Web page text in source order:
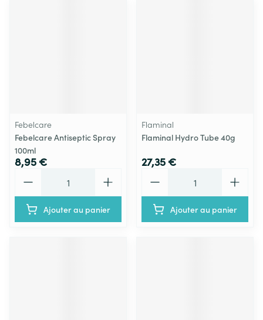
Febelcare
Febelcare Antiseptic Spray
100ml
8,95 €
Ajouter au panier
Flaminal
Flaminal Hydro Tube 40g
27,35 €
Ajouter au panier